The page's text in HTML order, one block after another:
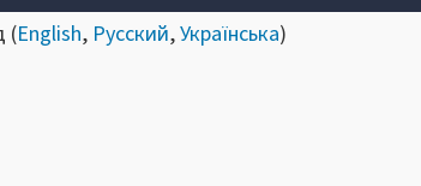
(English, Русский,Українська)